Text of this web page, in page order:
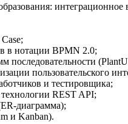
в нотации BPMN 2.0;
последовательности
пользовательского
и тестировщика;
REST API;
диаграмма);
и Kanban).